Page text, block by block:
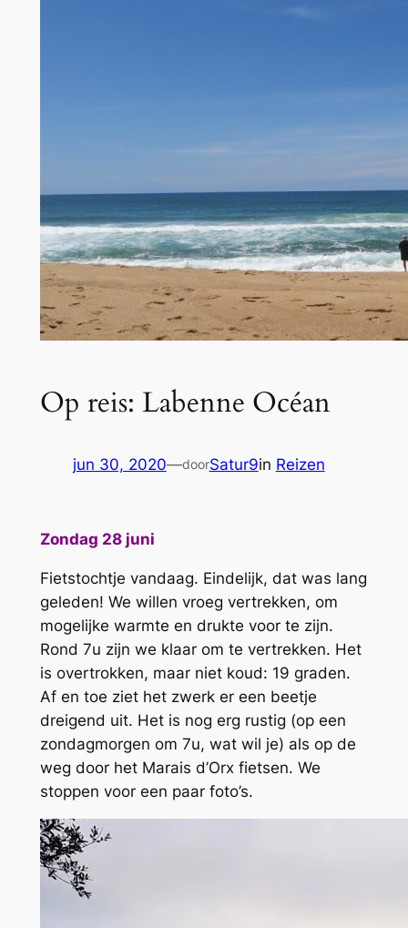
Op reis: Labenne Océan
jun 30, 2020—doorSatur9in Reizen
Zondag 28 juni
Fietstochtje vandaag. Eindelijk, dat was lang
geleden! We willen vroeg vertrekken, om
mogelijke warmte en drukte voor te zijn.
Rond 7u zijn we klaar om te vertrekken. Het
is overtrokken, maar niet koud: 19 graden.
Af en toe ziet het zwerk er een beetje
dreigend uit. Het is nog erg rustig (op een
zondagmorgen om 7u, wat wil je) als op de
weg door het Marais d’Orx fietsen. We
stoppen voor een paar foto’s.